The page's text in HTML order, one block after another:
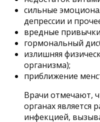
сильные
депрессии и
вредные
гормональный
излишняя
организма);
приближение
Врачи отмечают,
органах является
инфекцией,